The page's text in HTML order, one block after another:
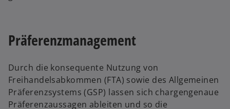
Präferenzmanagement
Durch die konsequente Nutzung von
Freihandelsabkommen (FTA) sowie des Allgemeinen
Präferenzsystems (GSP) lassen sich chargengenaue
Präferenzaussagen ableiten und so die